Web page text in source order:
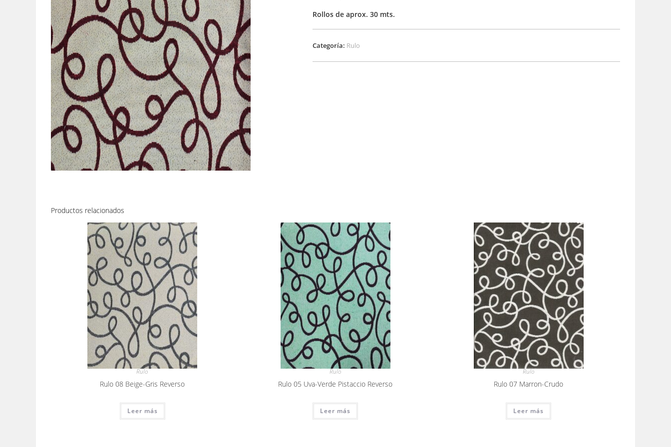
Rollos de aprox. 30 mts.
Categoría: Rulo
Productos relacionados
Rulo
Rulo 08 Beige-Gris Reverso
Leer más
Rulo
Rulo 05 Uva-Verde Pistaccio Reverso
Leer más
Rulo
Rulo 07 Marron-Crudo
Leer más